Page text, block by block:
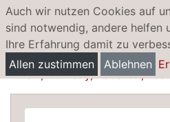
Auch wir nutzen Cookies auf
sind notwendig, andere helfen
Ihre Erfahrung damit zu
Allen zustimmen
Ablehnen
Hanaus Reihe Kultour
Musik, Comedy, Kabarett,